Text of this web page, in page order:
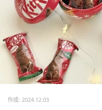
作成: 2024.12.03